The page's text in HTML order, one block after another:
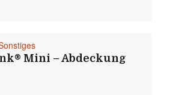
Mini – Abdeckung